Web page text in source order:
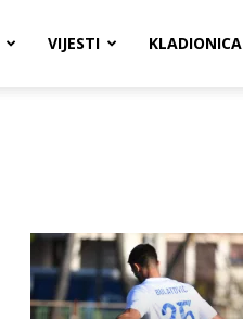
VIJESTI KLADIONICA